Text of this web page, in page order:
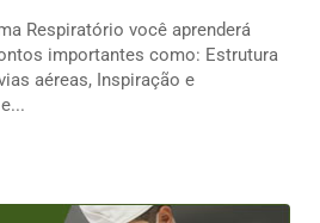
Respiratório você aprenderá
importantes como: Estrutura
aéreas, Inspiração e